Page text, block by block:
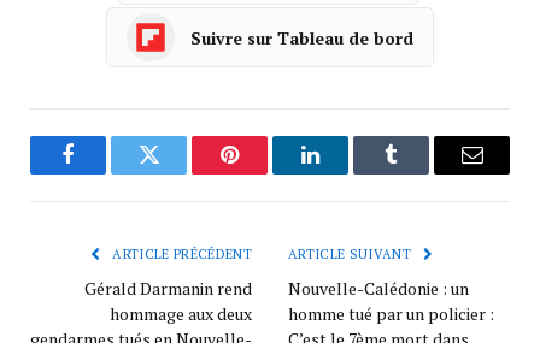
Suivre sur Tableau de bord
FacebookTwitter Pinterest LinkedInTumblr
ARTICLE PRÉCÉDENT
Gérald Darmanin rend
hommage aux deux
ARTICLE SUIVANT
Nouvelle-Calédonie : un
homme tué par un policier :